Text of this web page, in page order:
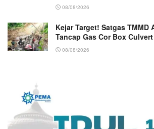
08/08/2026
Kejar Target! Satgas TMMD
Tancap Gas Cor Box Culvert
08/08/2026